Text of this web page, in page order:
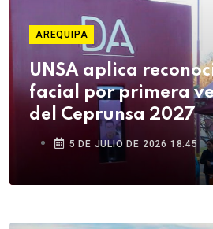
AREQUIPA
UNSA aplica
facial por primera
del Ceprunsa 2027
5 DE JULIO DE 2026 18:45